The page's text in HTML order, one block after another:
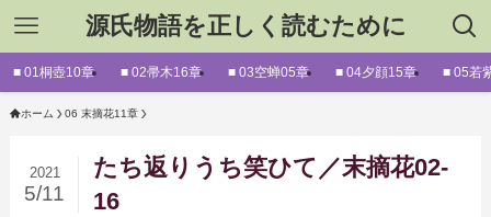
源氏物語を正しく読むために
■ 01桐壺10章 ■ 02帚木16章 ■ 03空蝉05章 ■ 04夕顔15章 ■ 05若
ホーム 06 末摘花11章
たち返りうち笑ひて／末摘花02-
16
2021
5/11